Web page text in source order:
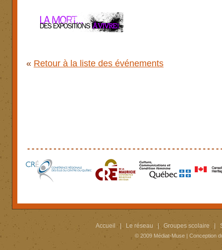
« Retour à la liste des événements
Accueil Le réseau | Groupes scolaire
© 2009 Médiat-Muse | Conception